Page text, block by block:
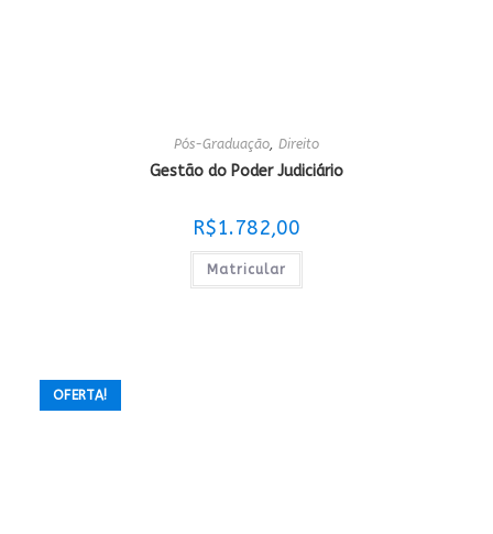
Pós-Graduação, Direito
Gestão do Poder Judiciário
R$1.782,00
Matricular
OFERTA!